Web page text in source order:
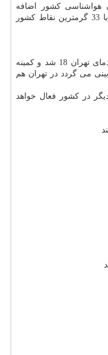
كشور اضافه
كرد: همینطور میناب با دمای 34و راسك با 33 گرمترین نقاط كشور
وی اظهار داشت: روز گذشته هم بیشنه دمای تهران 18 شد و كمینه
كه پیش بینی می گردد در تهران هم
در كشور فعال خواهد